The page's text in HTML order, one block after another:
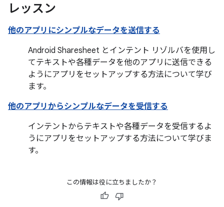
レッスン
他のアプリにシンプルなデータを送信する
Android Sharesheet とインテント リゾルバを使用し
てテキストや各種データを他のアプリに送信できる
ようにアプリをセットアップする方法について学び
ます。
他のアプリからシンプルなデータを受信する
インテントからテキストや各種データを受信するよ
うにアプリをセットアップする方法について学びま
す。
この情報は役に立ちましたか？